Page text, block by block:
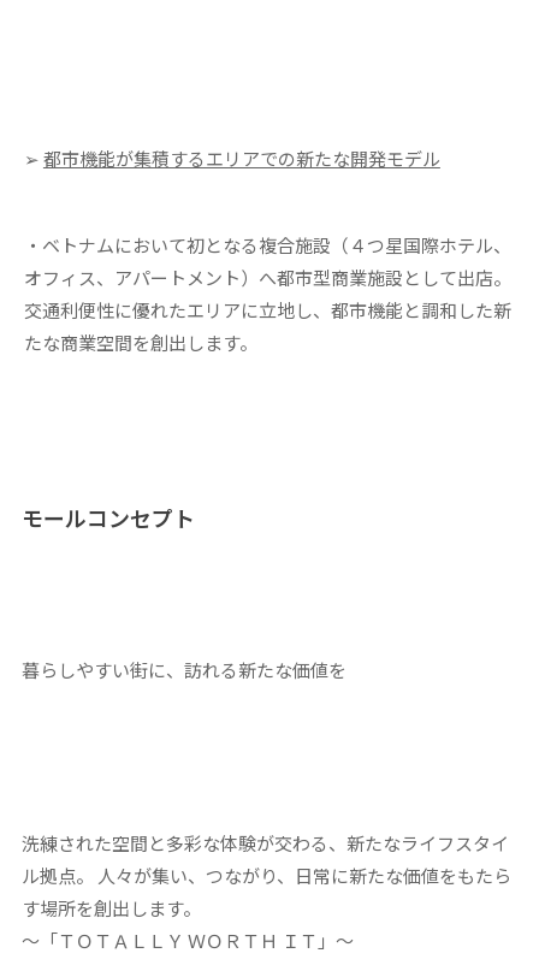
➢都市機能が集積するエリアでの新たな開発モデル
・ベトナムにおいて初となる複合施設（４つ星国際ホテル、
オフィス、アパートメント）へ都市型商業施設として出店。
交通利便性に優れたエリアに立地し、都市機能と調和した新
たな商業空間を創出します。
モールコンセプト
暮らしやすい街に、訪れる新たな価値を
洗練された空間と多彩な体験が交わる、新たなライフスタイ
ル拠点。 人々が集い、つながり、日常に新たな価値をもたら
す場所を創出します。
～「ＴＯＴＡＬＬＹ ＷＯＲＴＨ ＩＴ」～